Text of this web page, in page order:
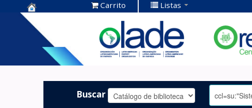
Centro de
Documentación
OLADE -
Carrito Listas
Buscar